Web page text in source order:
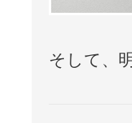
そして、